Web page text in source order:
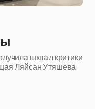
шквал критики
Ляйсан Утяшева